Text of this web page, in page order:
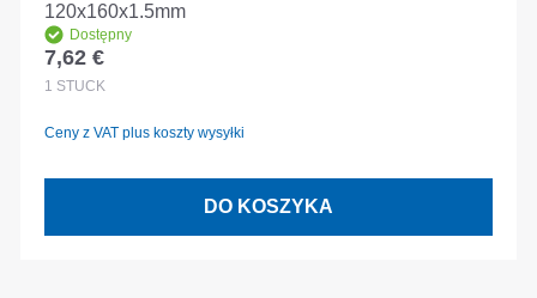
120x160x1.5mm
Dostępny
Cena regularna:
7,62 €
1 STÜCK
Ceny z VAT plus koszty wysyłki
DO KOSZYKA